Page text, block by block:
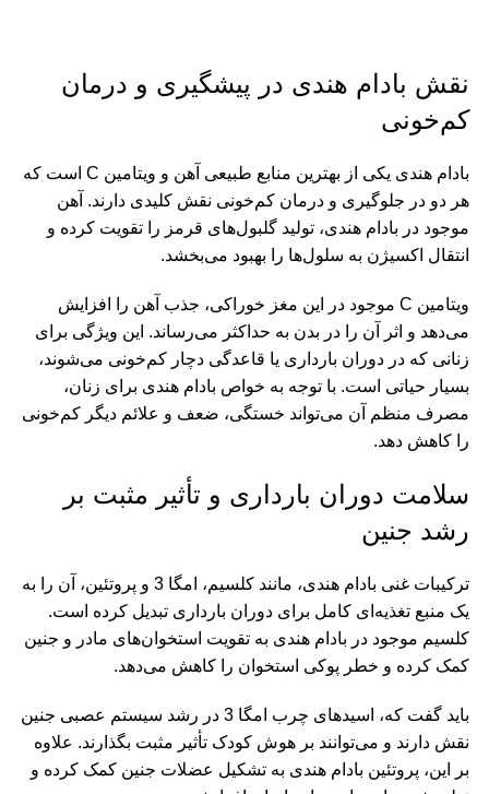
نقش بادام هندی در پیشگیری و درمان
کم‌خونی
بادام هندی یکی از بهترین منابع طبیعی آهن و ویتامین C است که
هر دو در جلوگیری و درمان کم‌خونی نقش کلیدی دارند. آهن
موجود در بادام هندی، تولید گلبول‌های قرمز را تقویت کرده و
انتقال اکسیژن به سلول‌ها را بهبود می‌بخشد.
ویتامین C موجود در این مغز خوراکی، جذب آهن را افزایش
می‌دهد و اثر آن را در بدن به حداکثر می‌رساند. این ویژگی برای
زنانی که در دوران بارداری یا قاعدگی دچار کم‌خونی می‌شوند،
بسیار حیاتی است. با توجه به خواص بادام هندی برای زنان،
مصرف منظم آن می‌تواند خستگی، ضعف و علائم دیگر کم‌خونی
را کاهش دهد.
سلامت دوران بارداری و تأثیر مثبت بر
رشد جنین
ترکیبات غنی بادام هندی، مانند کلسیم، امگا 3 و پروتئین، آن را به
یک منبع تغذیه‌ای کامل برای دوران بارداری تبدیل کرده است.
کلسیم موجود در بادام هندی به تقویت استخوان‌های مادر و جنین
کمک کرده و خطر پوکی استخوان را کاهش می‌دهد.
باید گفت که، اسیدهای چرب امگا 3 در رشد سیستم عصبی جنین
نقش دارند و می‌توانند بر هوش کودک تأثیر مثبت بگذارند. علاوه
بر این، پروتئین بادام هندی به تشکیل عضلات جنین کمک کرده و